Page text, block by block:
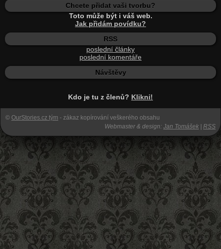
Chcete přidat vaši tvorbu?
Toto může být i váš web.
Jak přidám povídku?
RSS
poslední články
poslední komentáře
Návštěvy
Kdo je tu z členů? Klikni!
© OurStories.cz tým - zákaz kopírování veškerého obsahu
Webmaster & design: Jan Tomášek RSS